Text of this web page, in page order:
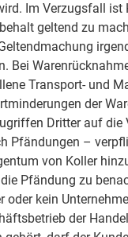
Im Verzugsfall ist
geltend zu
Bei
Transport- und
der
Dritter auf die
Pfändungen –
von Koller
Pfändung zu
oder kein
der